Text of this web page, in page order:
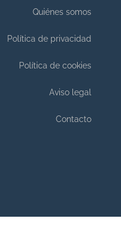
Quiénes somos
Política de privacidad
Política de cookies
Aviso legal
Contacto